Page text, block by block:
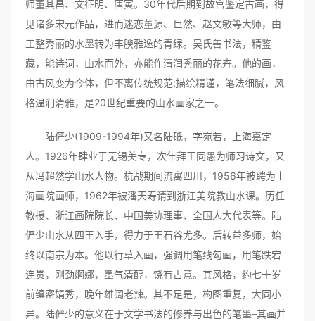
师董其昌、文征明、唐寅。30年代后期到故宫鉴定古画，得
见诸多宋元作品，进而迷恋董源、巨然、赵文敏等大师，由
工整秀丽的水墨转为丰腴雅逸的青绿。吴氏善书法，精鉴
藏，能诗词，山水而外，亦能作清润秀丽的花卉。他的画，
由古风变为今体，但不离传统规范;描绘精谨，笔法细腻，风
格温润清雅，是20世纪重要的山水画家之一。
陆俨少(1909-1994年)又名陆砥，字宛若，上海嘉定
人。1926年肆业于无锡美专，次年拜王同愚为师习诗文，又
从冯超然学山水人物。杭战期间流寓四川，1956年被聘为上
海画院画师，1962年被潘天寿请到浙江美院教山水课。历任
教授、浙江画院院长、中国美协理事、全国人大代表等。陆
俨少山水从四王入手，得力于王石谷尤多。后转益多师，始
终以南宗为本。他以行草入画，强调用笔线勾画，用笔跌宕
连贯，刚劲婀娜，墨气清醇，饶有古意。其风格，约七十岁
前缜密娟秀，晚年雄阔老辣。其不足是，构图重复，大同小
异。陆俨少的意义在于文学书法的修养与出色的笔墨–其画并